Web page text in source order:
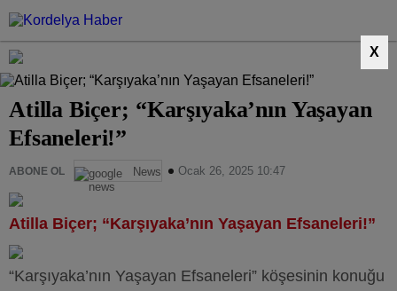
X
Atilla Biçer; “Karşıyaka’nın Yaşayan
Efsaneleri!”
ABONE OL News Ocak 26, 2025 10:47
Atilla Biçer; “Karşıyaka’nın Yaşayan Efsaneleri!”
“Karşıyaka’nın Yaşayan Efsaneleri” köşesinin konuğu